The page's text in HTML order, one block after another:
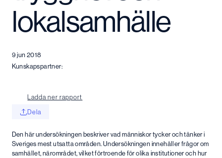
lokalsamhälle
9 jun 2018
Kunskapspartner:
Ladda ner rapport
Dela
Den här undersökningen beskriver vad människor tycker och tänker i
Sveriges mest utsatta områden. Undersökningen innehåller frågor om
samhället, närområdet, vilket förtroende för olika institutioner och hur